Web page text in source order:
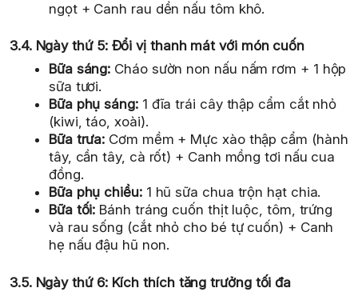
ngọt + Canh rau dền nấu tôm khô.
3.4. Ngày thứ 5: Đổi vị thanh mát với món cuốn
Bữa sáng: Cháo sườn non nấu nấm rơm + 1 hộp
sữa tươi.
Bữa phụ sáng:1 đĩa trái cây thập cẩm cắt nhỏ
(kiwi, táo, xoài).
Bữa trưa: Cơm mềm + Mực xào thập cẩm (hành
tây, cần tây, cà rốt) + Canh mồng tơi nấu cua
đồng.
Bữa phụ chiều:1 hũ sữa chua trộn hạt chia.
Bữa tối: Bánh tráng cuốn thịt luộc, tôm, trứng
và rau sống (cắt nhỏ cho bé tự cuốn) + Canh
hẹ nấu đậu hũ non.
3.5. Ngày thứ 6: Kích thích tăng trưởng tối đa